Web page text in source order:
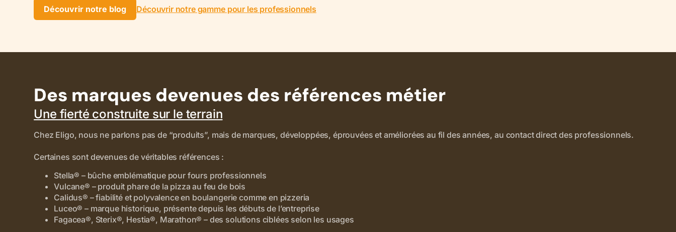
Découvrir notre blog Découvrir notre gamme pour les professionnels
Des marques devenues des références métier
Une fierté construite sur le terrain
Chez Eligo, nous ne parlons pas de “produits”, mais de marques, développées, éprouvées et améliorées au fil des années, au contact direct des professionnels.
Certaines sont devenues de véritables références :
Stella® – bûche emblématique pour fours professionnels
Vulcane® – produit phare de la pizza au feu de bois
Calidus® – fiabilité et polyvalence en boulangerie comme en pizzeria
Luceo® – marque historique, présente depuis les débuts de l’entreprise
Fagacea®, Sterix®, Hestia®, Marathon® – des solutions ciblées selon les usages